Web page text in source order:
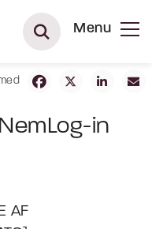
Menu
in
AF